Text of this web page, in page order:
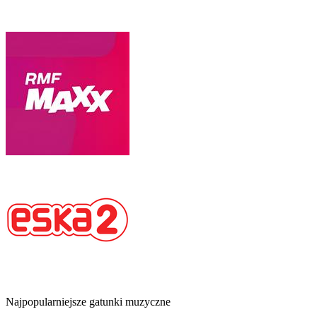
Najpopularniejsze gatunki muzyczne